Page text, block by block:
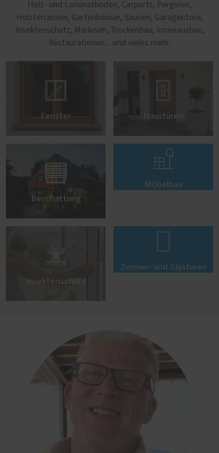
Holz- und Laminatboden, Carports, Pergolen,
Holzterrassen, Gartenhäuser, Saunen, Garagentore,
Insektenschutz, Markisen, Trockenbau, Innenausbau,
Restaurationen... und vieles mehr.

Fenster

Haustüren

Beschattung

Möbelbau

Insektenschutz

Zimmer- und Glastüren